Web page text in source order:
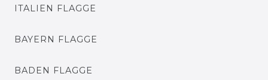
ITALIEN FLAGGE
BAYERN FLAGGE
BADEN FLAGGE